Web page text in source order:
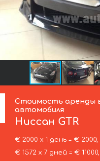
Стоимость аренды
автомобиля
Ниссан GTR
€ 2000 х 1 день = €
€ 1572 х 7 дней = €